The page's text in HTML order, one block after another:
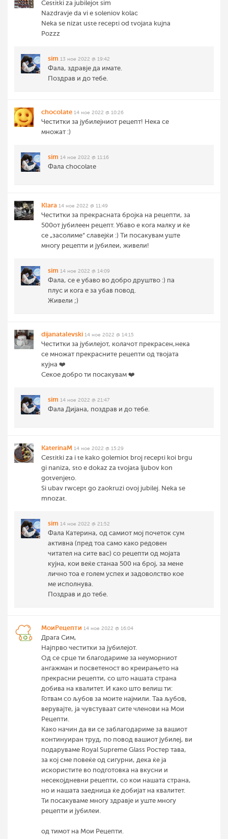
Cestitki za jubilejot sim
Nazdravje da vi e soleniov kolac
Neka se nizat uste recepti od tvojata kujna
Pozzz
sim 13 ное 2022 @ 19:42
Фала, здравје да имате.
Поздрав и до тебе.
chocolate 14 ное 2022 @ 10:26
Честитки за јубилејниот рецепт! Нека се
множат :)
sim 14 ное 2022 @ 11:16
Фала chocolate
Klara 14 ное 2022 @ 11:49
Честитки за прекрасната бројка на рецепти, за
500от јубилеен рецепт. Убаво е кога малку и ќе
се „засолиме“ славејќи :) Ти посакувам уште
многу рецепти и јубилеи, живели!
sim 14 ное 2022 @ 14:09
Фала, се е убаво во добро друштво :) па
плус и кога е за убав повод.
Живели ;)
dijanatalevski 14 ное 2022 @ 14:15
Честитки за јубилејот, колачот прекрасен,нека
се множат прекрасните рецепти од твојата
кујна ❤️
Секое добро ти посакувам ❤️
sim 14 ное 2022 @ 21:47
Фала Дијана, поздрав и до тебе.
KaterinaM 14 ное 2022 @ 15:29
Cestitki za i te kako golemiot broj recepti koi brgu
gi naniza, sto e dokaz za tvojata ljubov kon
gotvenjeto.
Si ubav rwcept go zaokruzi ovoj jubilej. Neka se
mnozat.
sim 14 ное 2022 @ 21:52
Фала Катерина, од самиот мој почеток сум
активна (пред тоа само како редовен
читател на сите вас) со рецепти од мојата
кујна, кои веќе станаа 500 на број, за мене
лично тоа е голем успех и задоволство кое
ме исполнува.
Поздрав и до тебе.
МоиРецепти 14 ное 2022 @ 16:04
Драга Сим,
Најпрво честитки за јубилејот.
Од се срце ти благодариме за неуморниот
ангажман и посветеност во креирањето на
прекрасни рецепти, со што нашата страна
добива на квалитет. И како што велиш ти:
Готвам со љубов за моите најмили. Таа љубов,
верувајте, ја чувстуваат сите членови на Мои
Рецепти.
Како начин да ви се заблагодариме за вашиот
континуиран труд, по повод вашиот јубилеј, ви
подаруваме Royal Supreme Glass Ростер тава,
за кој сме повеќе од сигурни, дека ќе ја
искористите во подготовка на вкусни и
несекојдневни рецепти, со кои нашата страна,
но и нашата заедница ќе добијат на квалитет.
Ти посакуваме многу здравје и уште многу
рецепти и јубилеи.
од тимот на Мои Рецепти.